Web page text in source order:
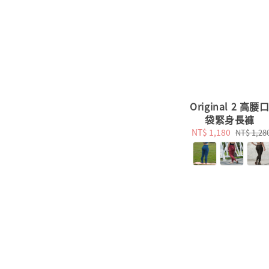
Original 2 高腰口
袋緊身長褲
Sale
price
NT$ 1,180 Regular
price
NT$